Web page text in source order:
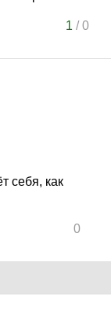
1 /0
себя, как
0